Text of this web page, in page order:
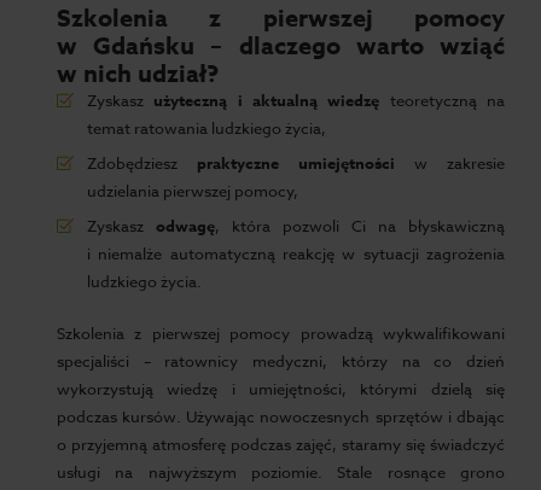
Szkolenia z pierwszej pomocy
w Gdańsku – dlaczego warto wziąć
w nich udział?
Zyskasz użyteczną i aktualną wiedzę teoretyczną na
temat ratowania ludzkiego życia,
Zdobędziesz praktyczne umiejętności w zakresie
udzielania pierwszej pomocy,
Zyskasz odwagę, która pozwoli Ci na błyskawiczną
i niemalże automatyczną reakcję w sytuacji zagrożenia
ludzkiego życia.
Szkolenia z pierwszej pomocy prowadzą wykwalifikowani
specjaliści – ratownicy medyczni, którzy na co dzień
wykorzystują wiedzę i umiejętności, którymi dzielą się
podczas kursów. Używając nowoczesnych sprzętów i dbając
o przyjemną atmosferę podczas zajęć, staramy się świadczyć
usługi na najwyższym poziomie. Stale rosnące grono